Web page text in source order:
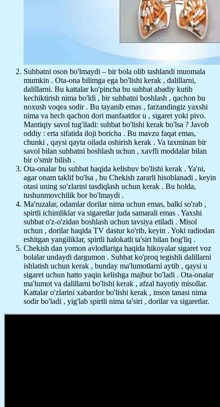
Suhbatni oson bo'lmaydi – bir bola olib tashlandi muomala
mumkin . Ota-ona bilimga ega bo'lishi kerak , dalillarni,
dalillarni. Bu kattalar ko'pincha bu suhbat abadiy kutib
kechiktirish nima bo'ldi , bir suhbatni boshlash , qachon bu
noxush voqea sodir . Bu tayanib emas , farzandingiz yaxshi
nima va hech qachon dori manfaatdor u , sigaret yoki pivo.
Mantiqiy savol tug'iladi: suhbat bo'lishi kerak bo'lsa ? Javob
oddiy : erta sifatida iloji boricha . Bu mavzu faqat emas,
chunki , qaysi qayta oilada oshirish kerak . Va taxminan bir
savol bilan suhbatni boshlash uchun , xavfli moddalar bilan
bir o'smir bilish .
Ota-onalar bu suhbat haqida kelishuv bo'lishi kerak . Ya'ni,
agar onam taklif bo'lsa , bu Chekish zararli hisoblanadi , keyin
otasi uning so'zlarini tasdiqlash uchun kerak . Bu holda,
tushunmovchilik bor bo'lmaydi .
Ma'ruzalar, odamlar dorilar nima uchun emas, balki so'rab ,
spirtli ichimliklar va sigaretlar juda samarali emas . Yaxshi
suhbat o'z-o'zidan boshlash uchun tavsiya etiladi . Misol
uchun , dorilar haqida TV dastur ko'rib, keyin . Yoki radiodan
eshitgan yangiliklar, spirtli halokatli ta'siri bilan bog'liq .
Chekish dan yomon avlodlariga haqida hikoyalar sigaret voz
bolalar undaydi dargumon . Suhbat ko'proq tegishli dalillarni
ishlatish uchun kerak , bunday ma'lumotlarni aytib , qaysi u
sigaret uchun hatto yaqin kelishga majbur bo'ladi . Ota-onalar
ma'lumot va dalillarni bo'lishi kerak , afzal hayotiy misollar.
Kattalar o'zlarini xabardor bo'lishi kerak , inson tanasi nima
sodir bo'ladi , yig'lab spirtli nima ta'siri , dorilar va sigaretlar.